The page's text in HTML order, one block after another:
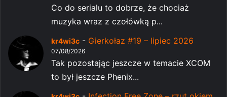
Co do serialu to dobrze, że chociaż
muzyka wraz z czołówką p...
kr4wi3c - Gierkołaz #19 – lipiec 2026
07/08/2026
Tak pozostając jeszcze w temacie XCOM
to był jeszcze Phenix...